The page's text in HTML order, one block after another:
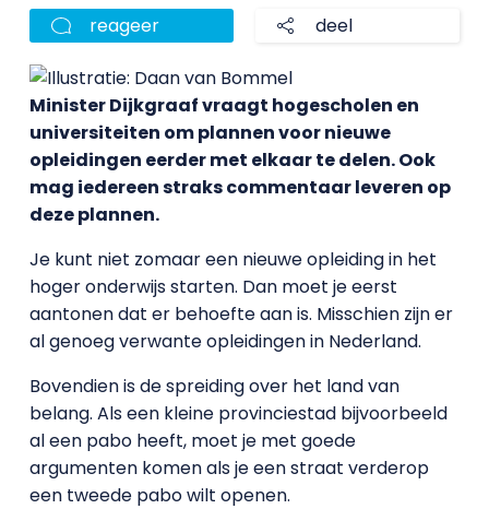
reageer deel
Minister Dijkgraaf vraagt hogescholen en
universiteiten om plannen voor nieuwe
opleidingen eerder met elkaar te delen. Ook
mag iedereen straks commentaar leveren op
deze plannen.
Je kunt niet zomaar een nieuwe opleiding in het
hoger onderwijs starten. Dan moet je eerst
aantonen dat er behoefte aan is. Misschien zijn er
al genoeg verwante opleidingen in Nederland.
Bovendien is de spreiding over het land van
belang. Als een kleine provinciestad bijvoorbeeld
al een pabo heeft, moet je met goede
argumenten komen als je een straat verderop
een tweede pabo wilt openen.